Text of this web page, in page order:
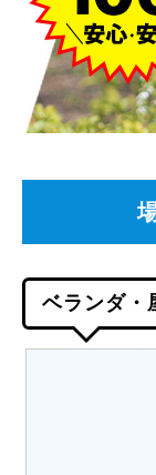
ベランダ・